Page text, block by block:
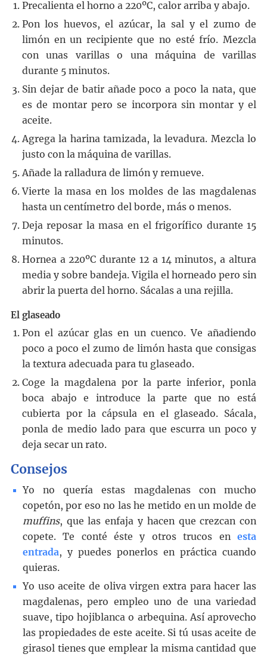
Precalienta el horno a 220ºC, calor arriba y abajo.
Pon los huevos, el azúcar, la sal y el zumo de
limón en un recipiente que no esté frío. Mezcla
con unas varillas o una máquina de varillas
durante 5 minutos.
Sin dejar de batir añade poco a poco la nata, que
es de montar pero se incorpora sin montar y el
aceite.
Agrega la harina tamizada, la levadura. Mezcla lo
justo con la máquina de varillas.
Añade la ralladura de limón y remueve.
Vierte la masa en los moldes de las magdalenas
hasta un centímetro del borde, más o menos.
Deja reposar la masa en el frigorífico durante 15
minutos.
Hornea a 220ºC durante 12 a 14 minutos, a altura
media y sobre bandeja. Vigila el horneado pero sin
abrir la puerta del horno. Sácalas a una rejilla.
El glaseado
Pon el azúcar glas en un cuenco. Ve añadiendo
poco a poco el zumo de limón hasta que consigas
la textura adecuada para tu glaseado.
Coge la magdalena por la parte inferior, ponla
boca abajo e introduce la parte que no está
cubierta por la cápsula en el glaseado. Sácala,
ponla de medio lado para que escurra un poco y
deja secar un rato.
Consejos
Yo no quería estas magdalenas con mucho
copetón, por eso no las he metido en un molde de
muffins, que las enfaja y hacen que crezcan con
copete. Te conté éste y otros trucos enesta
entrada, y puedes ponerlos en práctica cuando
quieras.
Yo uso aceite de oliva virgen extra para hacer las
magdalenas, pero empleo uno de una variedad
suave, tipo hojiblanca o arbequina. Así aprovecho
las propiedades de este aceite. Si tú usas aceite de
girasol tienes que emplear la misma cantidad que